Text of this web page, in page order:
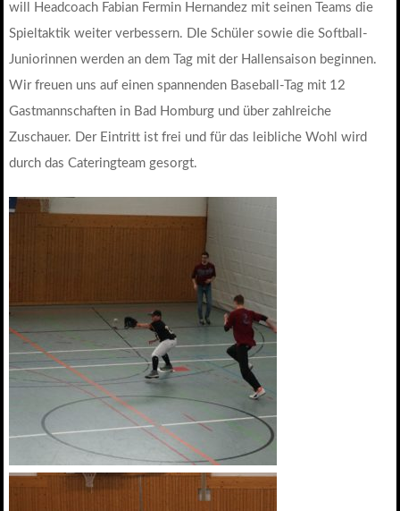
will Headcoach Fabian Fermin Hernandez mit seinen Teams die
Spieltaktik weiter verbessern. DIe Schüler sowie die Softball-
Juniorinnen werden an dem Tag mit der Hallensaison beginnen.
Wir freuen uns auf einen spannenden Baseball-Tag mit 12
Gastmannschaften in Bad Homburg und über zahlreiche
Zuschauer. Der Eintritt ist frei und für das leibliche Wohl wird
durch das Cateringteam gesorgt.